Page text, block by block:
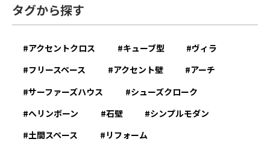
タグから探す
アクセントクロス キューブ型
ヴィラ
フリースペース
アクセント壁
アーチ
サーファーズハウス
シューズクローク
へリンボーン
石壁
シンプルモダン
土間スペース
リフォーム